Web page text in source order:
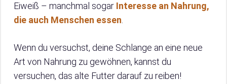
Eiweiß – manchmal sogar Interesse an Nahrung,
die auch Menschen essen.
Wenn du versuchst, deine Schlange an eine neue
Art von Nahrung zu gewöhnen, kannst du
versuchen, das alte Futter darauf zu reiben!